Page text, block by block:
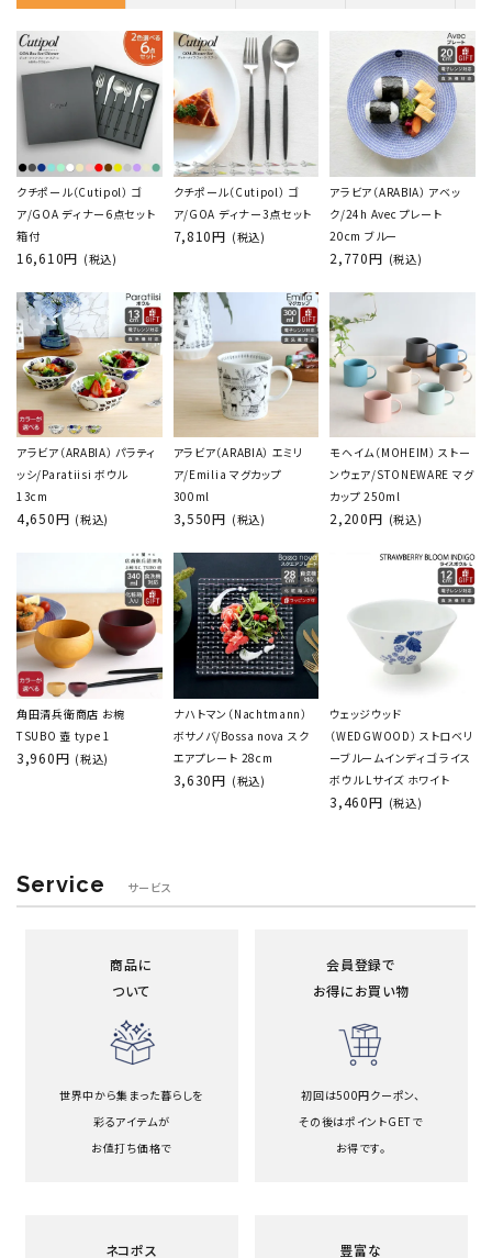
クチポール（Cutipol） ゴ
ア/GOA ディナー6点セット
箱付
16,610円 (税込)
クチポール（Cutipol） ゴ
ア/GOA ディナー3点セット
7,810円 (税込)
アラビア（ARABIA） アベッ
ク/24h Avec プレート
20cm ブルー
2,770円 (税込)
アラビア（ARABIA） パラティ
ッシ/Paratiisi ボウル
13cm
4,650円 (税込)
アラビア（ARABIA） エミリ
ア/Emilia マグカップ
300ml
3,550円 (税込)
モヘイム（MOHEIM） ストー
ンウェア/STONEWARE マグ
カップ 250ml
2,200円 (税込)
角田清兵衛商店 お椀
TSUBO 壺 type 1
3,960円 (税込)
ナハトマン（Nachtmann）
ボサノバ/Bossa nova スク
エアプレート 28cm
3,630円 (税込)
ウェッジウッド
（WEDGWOOD） ストロベリ
ーブルームインディゴ ライス
ボウル Lサイズ ホワイト
3,460円 (税込)
Service サービス
商品に
ついて
世界中から集まった暮らしを
彩るアイテムが
お値打ち価格で
会員登録で
お得にお買い物
初回は500円クーポン、
その後はポイントGETで
お得です。
ネコポス 豊富な